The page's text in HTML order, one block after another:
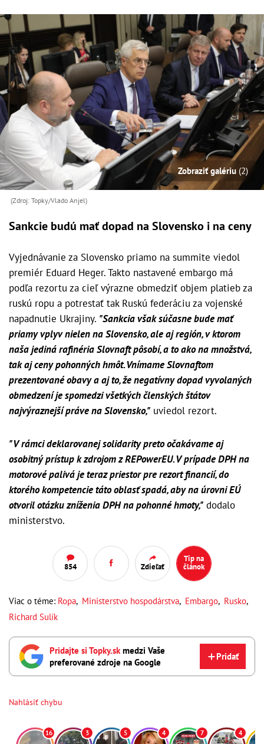
Zobraziť galériu (2)
(Zdroj: Topky/Vlado Anjel)
Sankcie budú mať dopad na Slovensko i na ceny
Vyjednávanie za Slovensko priamo na summite viedol
premiér Eduard Heger. Takto nastavené embargo má
podľa rezortu za cieľ výrazne obmedziť objem platieb za
ruskú ropu a potrestať tak Ruskú federáciu za vojenské
napadnutie Ukrajiny. "Sankcia však súčasne bude mať
priamy vplyv nielen na Slovensko, ale aj región, v ktorom
naša jediná rafinéria Slovnaft pôsobí, a to ako na množstvá,
tak aj ceny pohonných hmôt. Vnímame Slovnaftom
prezentované obavy a aj to, že negatívny dopad vyvolaných
obmedzení je spomedzi všetkých členských štátov
najvýraznejší práve na Slovensko," uviedol rezort.
"V rámci deklarovanej solidarity preto očakávame aj
osobitný prístup k zdrojom z REPowerEU. V prípade DPH na
motorové palivá je teraz priestor pre rezort financií, do
ktorého kompetencie táto oblasť spadá, aby na úrovni EÚ
otvoril otázku zníženia DPH na pohonné hmoty," dodalo
ministerstvo.
854 Zdieľať
Tip na
článok
Viac o téme: Ropa, Ministerstvo hospodárstva, Embargo, Rusko,
Richard Sulík
Pridajte si Topky.skmedzi Vaše
preferované zdroje na Google
Pridať
Nahlásiť chybu
16 3 5 4 7 4